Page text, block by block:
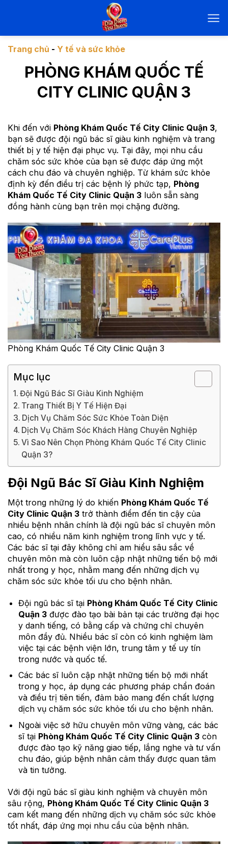
dungTrang chủ - Y tế và sức khỏe
PHÒNG KHÁM QUỐC TẾ
CITY CLINIC QUẬN 3
Khi đến với Phòng Khám Quốc Tế City Clinic Quận 3,
bạn sẽ được đội ngũ bác sĩ giàu kinh nghiệm và trang
thiết bị y tế hiện đại phục vụ. Tại đây, mọi nhu cầu
chăm sóc sức khỏe của bạn sẽ được đáp ứng một
cách chu đáo và chuyên nghiệp. Từ khám sức khỏe
định kỳ đến điều trị các bệnh lý phức tạp, Phòng
Khám Quốc Tế City Clinic Quận 3 luôn sẵn sàng
đồng hành cùng bạn trên mọi chặng đường.
Phòng Khám Quốc Tế City Clinic Quận 3
Mục lục
Đội Ngũ Bác Sĩ Giàu Kinh Nghiệm
Trang Thiết Bị Y Tế Hiện Đại
Dịch Vụ Chăm Sóc Sức Khỏe Toàn Diện
Dịch Vụ Chăm Sóc Khách Hàng Chuyên Nghiệp
Vì Sao Nên Chọn Phòng Khám Quốc Tế City Clinic
Quận 3?
Đội Ngũ Bác Sĩ Giàu Kinh Nghiệm
Một trong những lý do khiến Phòng Khám Quốc Tế
City Clinic Quận 3 trở thành điểm đến tin cậy của
nhiều bệnh nhân chính là đội ngũ bác sĩ chuyên môn
cao, có nhiều năm kinh nghiệm trong lĩnh vực y tế.
Các bác sĩ tại đây không chỉ am hiểu sâu sắc về
chuyên môn mà còn luôn cập nhật những tiến bộ mới
nhất trong y học, nhằm mang đến những dịch vụ
chăm sóc sức khỏe tối ưu cho bệnh nhân.
Đội ngũ bác sĩ tại Phòng Khám Quốc Tế City Clinic
Quận 3được đào tạo bài bản tại các trường đại học
y danh tiếng, có bằng cấp và chứng chỉ chuyên
môn đầy đủ. Nhiều bác sĩ còn có kinh nghiệm làm
việc tại các bệnh viện lớn, trung tâm y tế uy tín
trong nước và quốc tế.
Các bác sĩ luôn cập nhật những tiến bộ mới nhất
trong y học, áp dụng các phương pháp chẩn đoán
và điều trị tiên tiến, đảm bảo mang đến chất lượng
dịch vụ chăm sóc sức khỏe tối ưu cho bệnh nhân.
Ngoài việc sở hữu chuyên môn vững vàng, các bác
sĩ tại Phòng Khám Quốc Tế City Clinic Quận 3còn
được đào tạo kỹ năng giao tiếp, lắng nghe và tư vấn
chu đáo, giúp bệnh nhân cảm thấy được quan tâm
và tin tưởng.
Với đội ngũ bác sĩ giàu kinh nghiệm và chuyên môn
sâu rộng, Phòng Khám Quốc Tế City Clinic Quận 3
cam kết mang đến những dịch vụ chăm sóc sức khỏe
tốt nhất, đáp ứng mọi nhu cầu của bệnh nhân.